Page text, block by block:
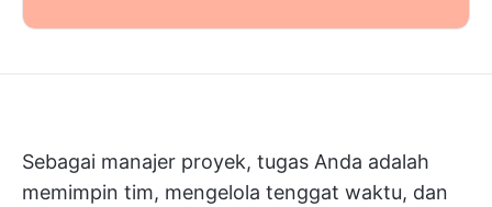
Sebagai manajer proyek, tugas Anda adalah
memimpin tim, mengelola tenggat waktu, dan